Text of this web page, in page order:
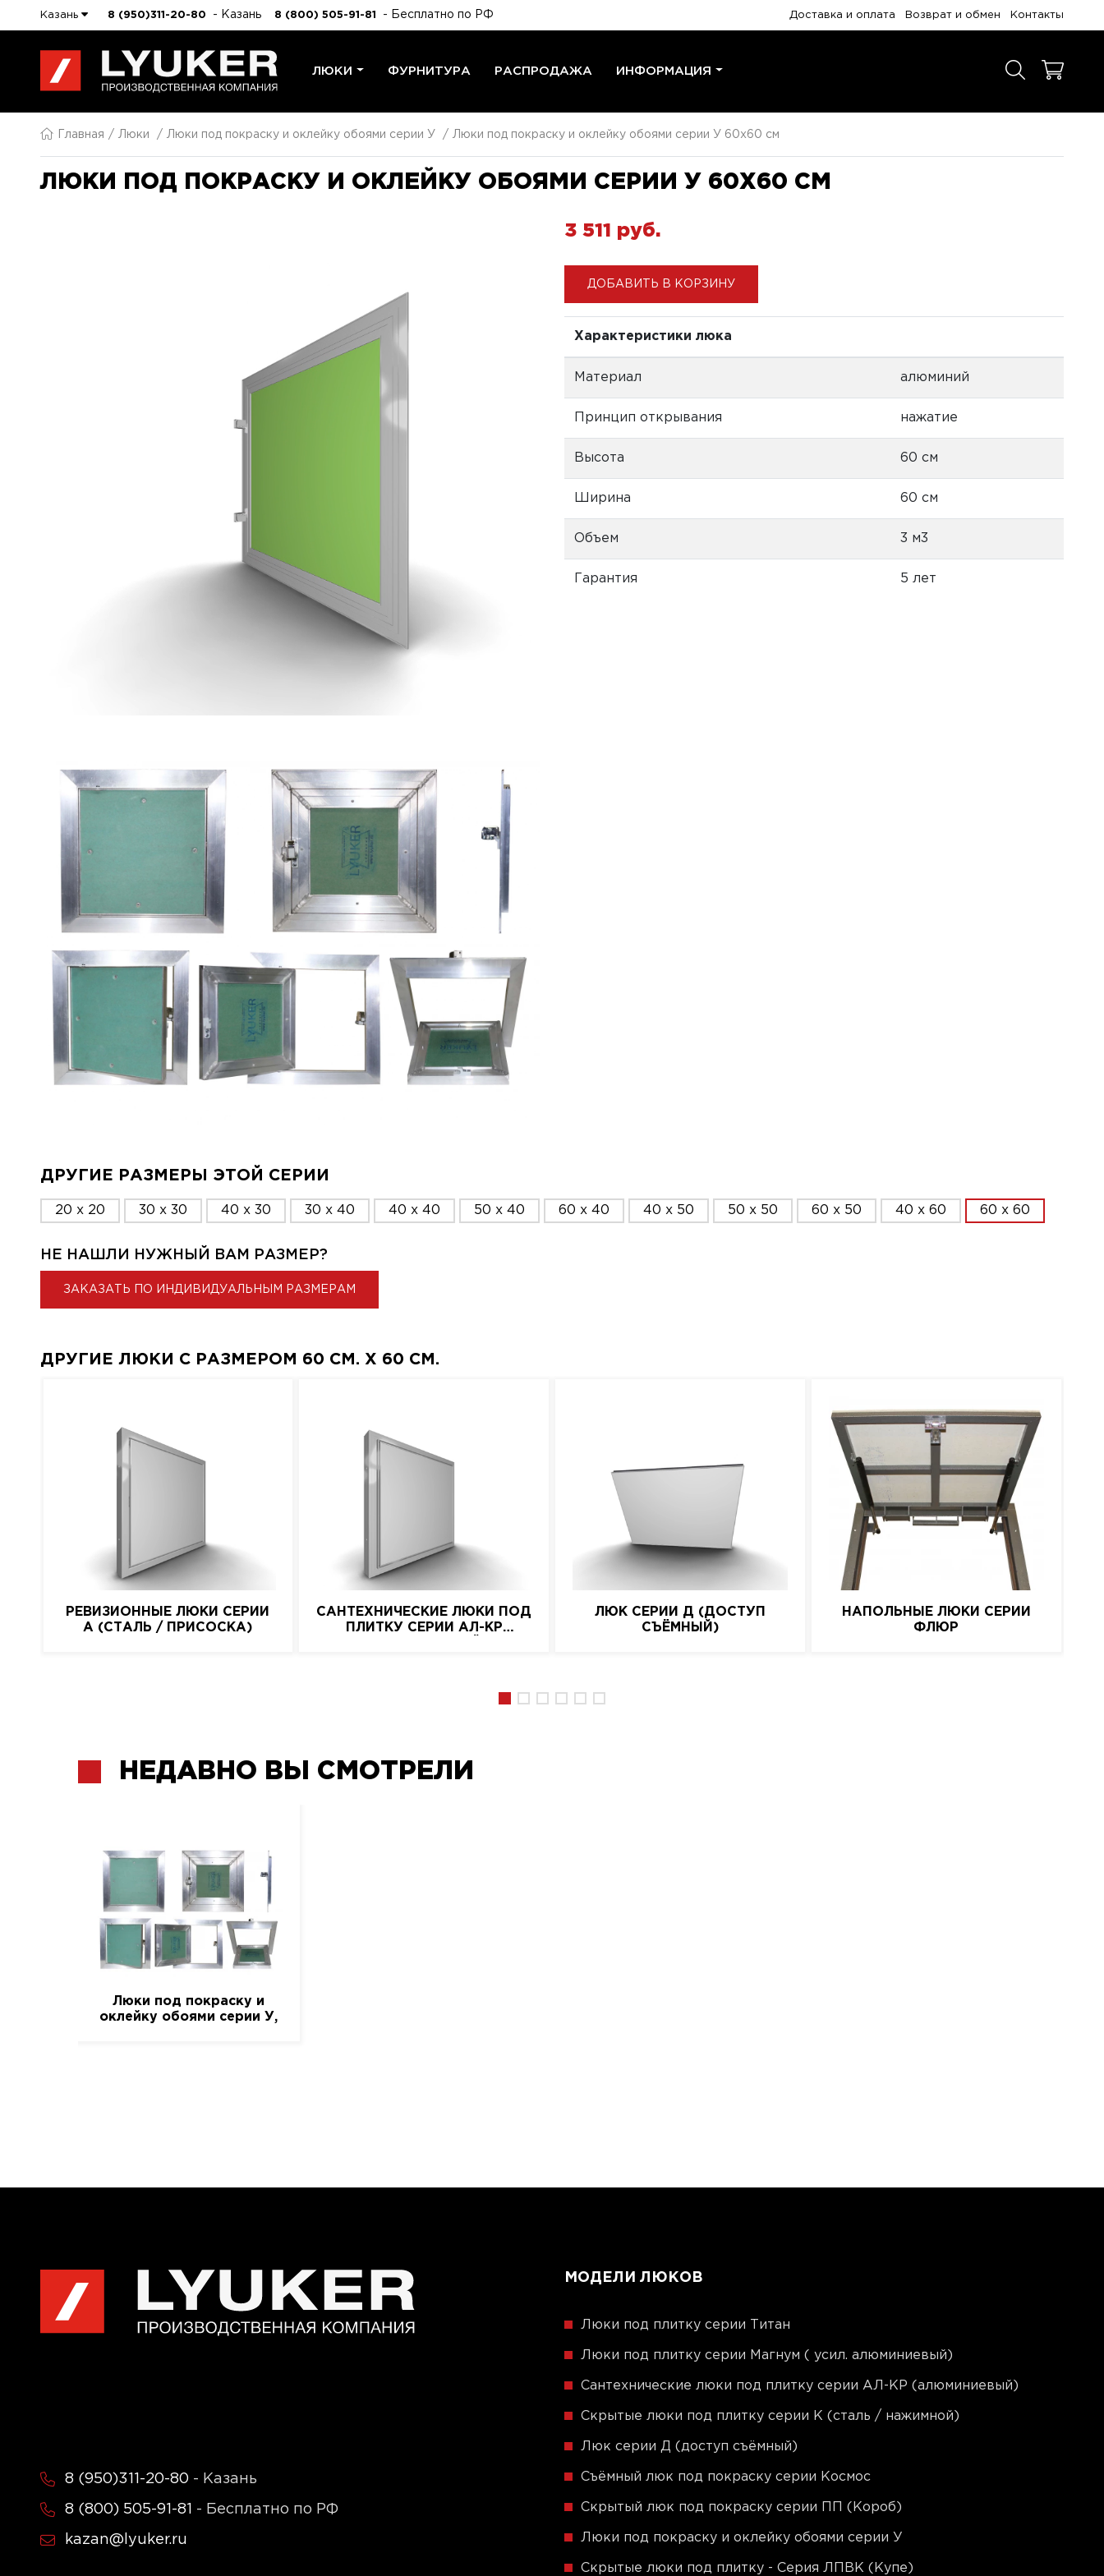
Казань 8 (950)311-20-80 - Казань 8 (800) 505-91-81 - Бесплатно по РФ Доставка и оплата Возврат и обмен Контакты
ЛЮКИ ФУРНИТУРА РАСПРОДАЖА ИНФОРМАЦИЯ
Главная Люки Люки под покраску и оклейку обоями серии У Люки под покраску и оклейку обоями серии У 60x60 см
ЛЮКИ ПОД ПОКРАСКУ И ОКЛЕЙКУ ОБОЯМИ СЕРИИ У 60X60 СМ
3 511 pуб.
ДОБАВИТЬ В КОРЗИНУ
Характеристики люка
Материал алюминий
Принцип открывания нажатие
Высота 60 см
Ширина 60 см
Объем 3 м3
Гарантия 5 лет
ДРУГИЕ РАЗМЕРЫ ЭТОЙ СЕРИИ
20 x 20 30 x 30 40 x 30 30 x 40 40 x 40 50 x 40 60 x 40 40 x 50 50 x 50 60 x 50 40 x 60 60 x 60
НЕ НАШЛИ НУЖНЫЙ ВАМ РАЗМЕР?
ЗАКАЗАТЬ ПО ИНДИВИДУАЛЬНЫМ РАЗМЕРАМ
ДРУГИЕ ЛЮКИ С РАЗМЕРОМ 60 СМ. X 60 СМ.
РЕВИЗИОННЫЕ ЛЮКИ СЕРИИ
A (СТАЛЬ / ПРИСОСКА)
САНТЕХНИЧЕСКИЕ ЛЮКИ ПОД
ПЛИТКУ СЕРИИ АЛ-КР
ЛЮК СЕРИИ Д (ДОСТУП
СЪЁМНЫЙ)
НАПОЛЬНЫЕ ЛЮКИ СЕРИИ
ФЛЮР
НЕДАВНО ВЫ СМОТРЕЛИ
Люки под покраску и
оклейку обоями серии У,
8 (950)311-20-80 - Казань
8 (800) 505-91-81 - Бесплатно по РФ
kazan@lyuker.ru
МОДЕЛИ ЛЮКОВ
Люки под плитку серии Титан
Люки под плитку серии Магнум ( усил. алюминиевый)
Сантехнические люки под плитку серии АЛ-КР (алюминиевый)
Скрытые люки под плитку серии K (сталь / нажимной)
Люк серии Д (доступ съёмный)
Съёмный люк под покраску серии Космос
Скрытый люк под покраску серии ПП (Короб)
Люки под покраску и оклейку обоями серии У
Скрытые люки под плитку - Серия ЛПВК (Купе)